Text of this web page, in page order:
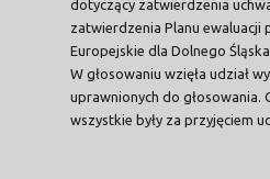
dotyczący zatwierdzenia
zatwierdzenia Planu ewaluacji
Europejskie dla Dolnego
W głosowaniu wzięła udział
uprawnionych do głosowania.
wszystkie były za przyjęciem